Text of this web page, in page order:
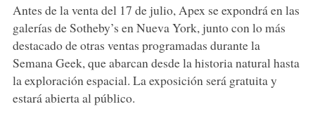
Antes de la venta del 17 de julio, Apex se expondrá en las
galerías de Sotheby’s en Nueva York, junto con lo más
destacado de otras ventas programadas durante la
Semana Geek, que abarcan desde la historia natural hasta
la exploración espacial. La exposición será gratuita y
estará abierta al público.